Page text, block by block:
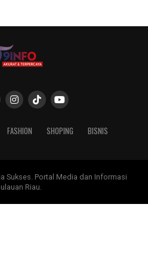
FASHION SHOPING BISNIS
Sukses. Portal Media dan Informasi
Riau.